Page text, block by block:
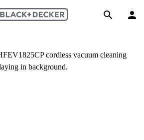
Skip to main content